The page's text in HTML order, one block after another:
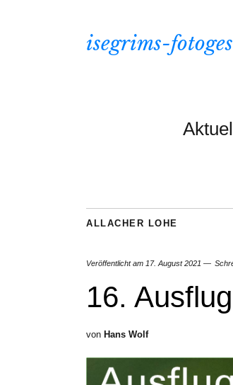
isegrims-
ALLACHER LOHE
Veröffentlicht am 17. August 2021
16.
von Hans Wolf